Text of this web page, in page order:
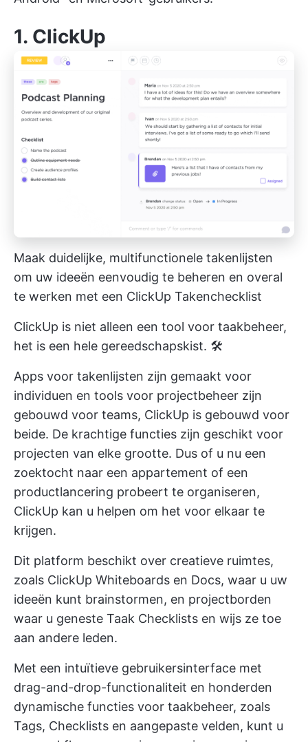
1. ClickUp
Maak duidelijke, multifunctionele takenlijsten
om uw ideeën eenvoudig te beheren en overal
te werken met een ClickUp Takenchecklist
ClickUp is niet alleen een tool voor taakbeheer,
het is een hele gereedschapskist. 🛠️
Apps voor takenlijsten zijn gemaakt voor
individuen en tools voor projectbeheer zijn
gebouwd voor teams, ClickUp is gebouwd voor
beide. De krachtige functies zijn geschikt voor
projecten van elke grootte. Dus of u nu een
zoektocht naar een appartement of een
productlancering probeert te organiseren,
ClickUp kan u helpen om het voor elkaar te
krijgen.
Dit platform beschikt over creatieve ruimtes,
zoals ClickUp Whiteboards en Docs, waar u uw
ideeën kunt brainstormen, en projectborden
waar u geneste Taak Checklists en wijs ze toe
aan andere leden.
Met een intuïtieve gebruikersinterface met
drag-and-drop-functionaliteit en honderden
dynamische functies voor taakbeheer, zoals
Tags, Checklists en aangepaste velden, kunt u